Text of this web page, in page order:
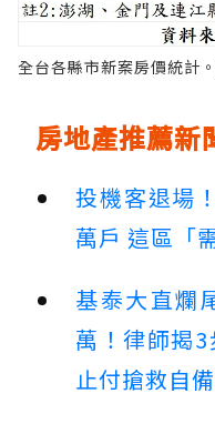
全台各縣市新案房價統計
房地產推薦新
投機客退場
萬戶 這區「
基泰大直爛
萬！律師揭
止付搶救自